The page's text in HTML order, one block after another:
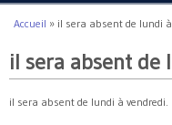
Vous êtes ici
Accueil » il sera absent de lundi
il sera absent de
il sera absent de lundi à vendredi.